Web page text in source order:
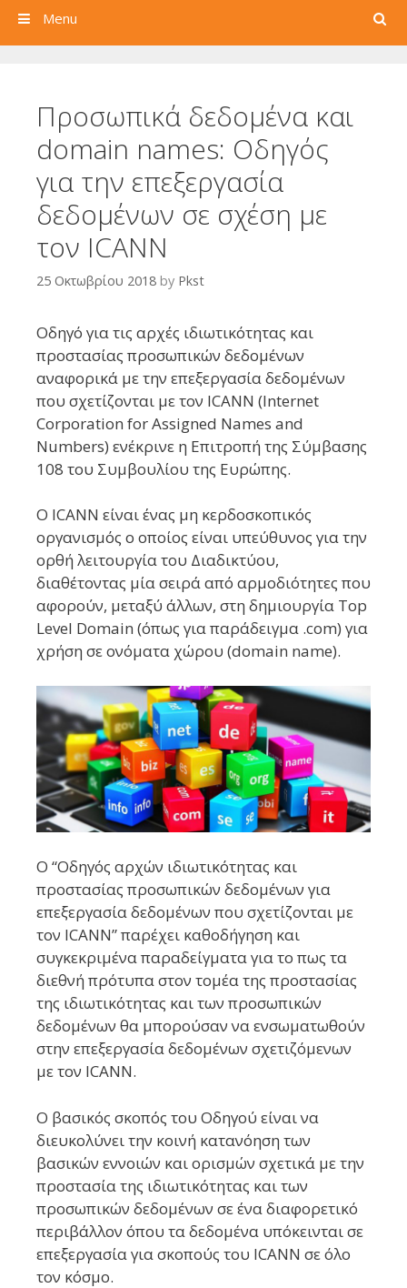
Search
Menu
Προσωπικά δεδομένα και
domain names: Οδηγός
για την επεξεργασία
δεδομένων σε σχέση με
τον ICANN
25 Οκτωβρίου 2018 by Pkst
Οδηγό για τις αρχές ιδιωτικότητας και
προστασίας προσωπικών δεδομένων
αναφορικά με την επεξεργασία δεδομένων
που σχετίζονται με τον ICANN (Internet
Corporation for Assigned Names and
Numbers) ενέκρινε η Επιτροπή της Σύμβασης
108 του Συμβουλίου της Ευρώπης.
Ο ICANN είναι ένας μη κερδοσκοπικός
οργανισμός ο οποίος είναι υπεύθυνος για την
ορθή λειτουργία του Διαδικτύου,
διαθέτοντας μία σειρά από αρμοδιότητες που
αφορούν, μεταξύ άλλων, στη δημιουργία Top
Level Domain (όπως για παράδειγμα .com) για
χρήση σε ονόματα χώρου (domain name).
Ο “Οδηγός αρχών ιδιωτικότητας και
προστασίας προσωπικών δεδομένων για
επεξεργασία δεδομένων που σχετίζονται με
τον ICANN” παρέχει καθοδήγηση και
συγκεκριμένα παραδείγματα για το πως τα
διεθνή πρότυπα στον τομέα της προστασίας
της ιδιωτικότητας και των προσωπικών
δεδομένων θα μπορούσαν να ενσωματωθούν
στην επεξεργασία δεδομένων σχετιζόμενων
με τον ICANN.
Ο βασικός σκοπός του Οδηγού είναι να
διευκολύνει την κοινή κατανόηση των
βασικών εννοιών και ορισμών σχετικά με την
προστασία της ιδιωτικότητας και των
προσωπικών δεδομένων σε ένα διαφορετικό
περιβάλλον όπου τα δεδομένα υπόκεινται σε
επεξεργασία για σκοπούς του ICANN σε όλο
τον κόσμο.